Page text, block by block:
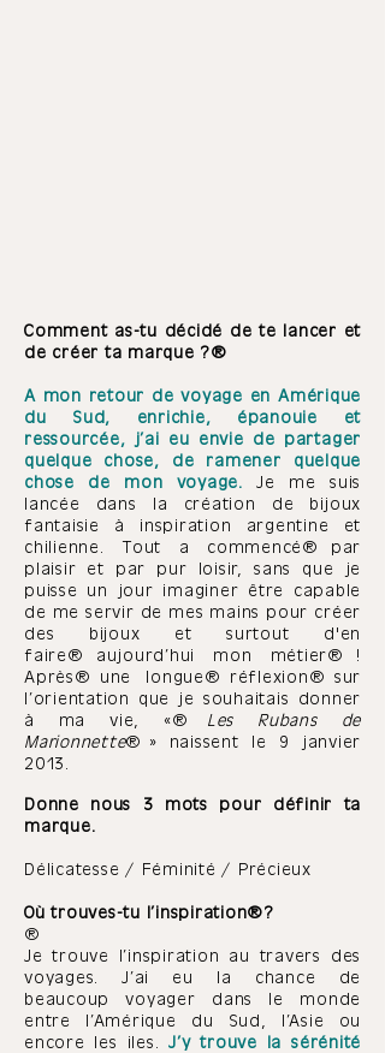
Comment as-tu décidé de te lancer et
de créer ta marque ?
A mon retour de voyage en Amérique
du Sud, enrichie, épanouie et
ressourcée, j’ai eu envie de partager
quelque chose, de ramener quelque
chose de mon voyage. Je me suis
lancée dans la création de bijoux
fantaisie à inspiration argentine et
chilienne. Tout a commencé par
plaisir et par pur loisir, sans que je
puisse un jour imaginer être capable
de me servir de mes mains pour créer
des bijoux et surtout d'en
faire aujourd’hui mon métier !
Après une longue réflexion sur
l’orientation que je souhaitais donner
à ma vie, « Les Rubans de
Marionnette» naissent le 9 janvier
2013.
Donne nous 3 mots pour définir ta
marque.
Délicatesse / Féminité / Précieux
Où trouves-tu l’inspiration ?
Je trouve l’inspiration au travers des
voyages. J’ai eu la chance de
beaucoup voyager dans le monde
entre l’Amérique du Sud, l’Asie ou
encore les iles.J’y trouve la sérénité